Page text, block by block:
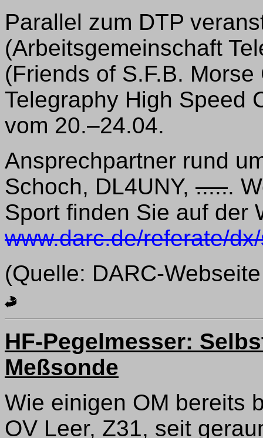
Parallel zum DTP
(Arbeitsgemeinschaft
(Friends of S.F.B.
Telegraphy High Speed
vom 20.–24.04.
Ansprechpartner rund
Schoch, DL4UNY, ......
Sport finden Sie auf der
www.darc.de/referate/
(Quelle: DARC-
HF-Pegelmesser:
Meßsonde
Wie einigen OM bereits
OV Leer, Z31, seit